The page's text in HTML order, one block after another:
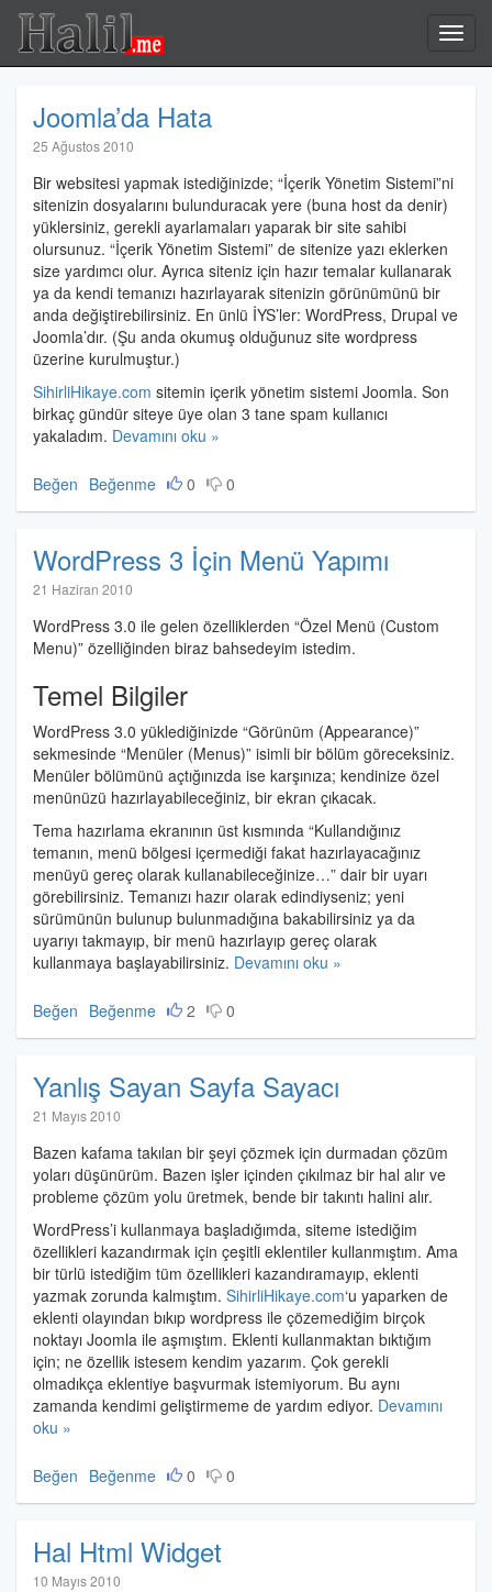
Halil.me
Joomla’da Hata
25 Ağustos 2010
Özdemir
Bir websitesi yapmak istediğinizde; “İçerik Yönetim Sistemi”ni
sitenizin dosyalarını bulunduracak yere (buna host da denir)
yüklersiniz, gerekli ayarlamaları yaparak bir site sahibi
olursunuz. “İçerik Yönetim Sistemi” de sitenize yazı eklerken
size yardımcı olur. Ayrıca siteniz için hazır temalar kullanarak
ya da kendi temanızı hazırlayarak sitenizin görünümünü bir
anda değiştirebilirsiniz. En ünlü İYS’ler: WordPress, Drupal ve
Joomla’dır. (Şu anda okumuş olduğunuz site wordpress
üzerine kurulmuştur.)
SihirliHikaye.com sitemin içerik yönetim sistemi Joomla. Son
birkaç gündür siteye üye olan 3 tane spam kullanıcı
yakaladım. Devamını oku »
Beğen Beğenme 0 0
WordPress 3 İçin Menü Yapımı
21 Haziran 2010
Özdemir
WordPress 3.0 ile gelen özelliklerden “Özel Menü (Custom
Menu)” özelliğinden biraz bahsedeyim istedim.
Temel Bilgiler
WordPress 3.0 yüklediğinizde “Görünüm (Appearance)”
sekmesinde “Menüler (Menus)” isimli bir bölüm göreceksiniz.
Menüler bölümünü açtığınızda ise karşınıza; kendinize özel
menünüzü hazırlayabileceğiniz, bir ekran çıkacak.
Tema hazırlama ekranının üst kısmında “Kullandığınız
temanın, menü bölgesi içermediği fakat hazırlayacağınız
menüyü gereç olarak kullanabileceğinize…” dair bir uyarı
görebilirsiniz. Temanızı hazır olarak edindiyseniz; yeni
sürümünün bulunup bulunmadığına bakabilirsiniz ya da
uyarıyı takmayıp, bir menü hazırlayıp gereç olarak
kullanmaya başlayabilirsiniz. Devamını oku »
Beğen Beğenme 2 0
Yanlış Sayan Sayfa Sayacı
21 Mayıs 2010
Özdemir
Bazen kafama takılan bir şeyi çözmek için durmadan çözüm
yoları düşünürüm. Bazen işler içinden çıkılmaz bir hal alır ve
probleme çözüm yolu üretmek, bende bir takıntı halini alır.
WordPress’i kullanmaya başladığımda, siteme istediğim
özellikleri kazandırmak için çeşitli eklentiler kullanmıştım. Ama
bir türlü istediğim tüm özellikleri kazandıramayıp, eklenti
yazmak zorunda kalmıştım. SihirliHikaye.com‘u yaparken de
eklenti olayından bıkıp wordpress ile çözemediğim birçok
noktayı Joomla ile aşmıştım. Eklenti kullanmaktan bıktığım
için; ne özellik istesem kendim yazarım. Çok gerekli
olmadıkça eklentiye başvurmak istemiyorum. Bu aynı
zamanda kendimi geliştirmeme de yardım ediyor. Devamını
oku »
Beğen Beğenme 0 0
Hal Html Widget
10 Mayıs 2010